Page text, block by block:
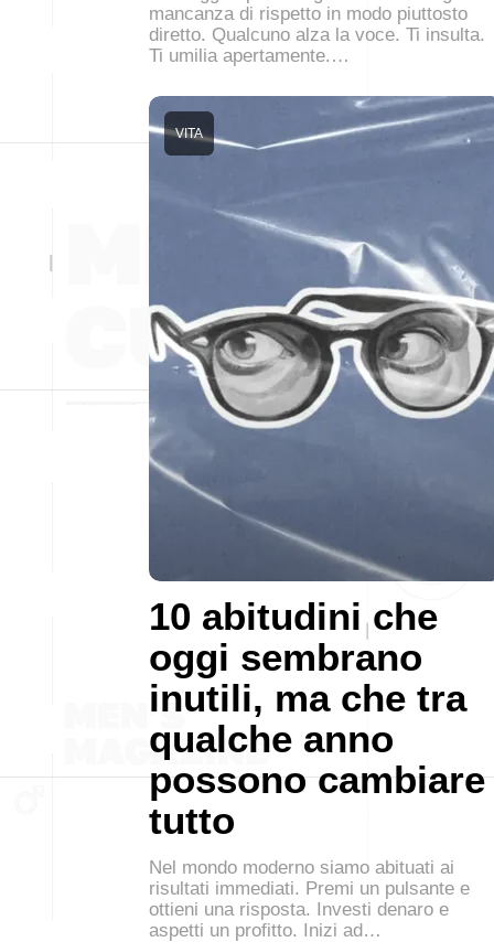
mancanza di rispetto in modo piuttosto
diretto. Qualcuno alza la voce. Ti insulta.
Ti umilia apertamente.…
10 abitudini che
oggi sembrano
inutili, ma che tra
qualche anno
possono cambiare
tutto
VITA
Nel mondo moderno siamo abituati ai
risultati immediati. Premi un pulsante e
ottieni una risposta. Investi denaro e
aspetti un profitto. Inizi ad…